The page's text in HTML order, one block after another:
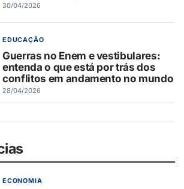
30/04/2026
EDUCAÇÃO
Guerras no Enem e vestibulares:
entenda o que está por trás dos
conflitos em andamento no mundo
28/04/2026
ECONOMIA